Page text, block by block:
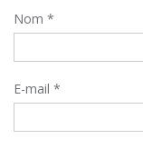
Nom *
E-mail *